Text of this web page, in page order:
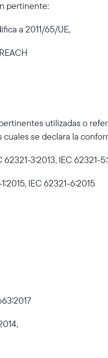
pertinente:
a 2011/65/UE,
utilizadas o
se declara la
62321-3:2013, IEC 62321-
IEC 62321-6:2015